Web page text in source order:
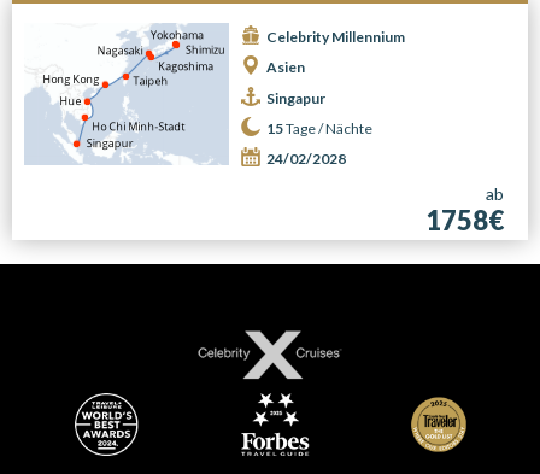
Celebrity Millennium
Asien
Singapur
15Tage /Nächte
24/02/2028
ab
1758€